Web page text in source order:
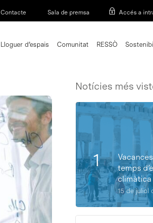
Contacte Sala de premsa Accés a
Lloguer d’espais Comunitat RESSÒ
Notícies més
temps
climàtica
15 de juliol